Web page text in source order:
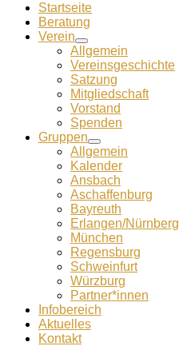
Startseite
Beratung
Verein
Allgemein
Vereins­geschichte
Satzung
Mitglied­schaft
Vorstand
Spenden
Gruppen
Allgemein
Kalender
Ansbach
Aschaffenburg
Bayreuth
Erlangen/Nürnberg
München
Regensburg
Schweinfurt
Würzburg
Partner*innen
Infobereich
Aktuelles
Kontakt